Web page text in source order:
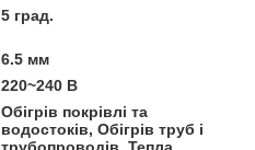
5 град.
6.5 мм
220~240 В
Обігрів покрівлі та
водостоків, Обігрів труб і
трубопроводів, Тепла